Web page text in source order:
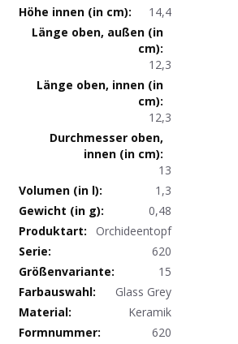
14,4
12,3
12,3
13
1,3
0,48
Produktdaten
Orchideentopf
620
15
Glass Grey
Keramik
620